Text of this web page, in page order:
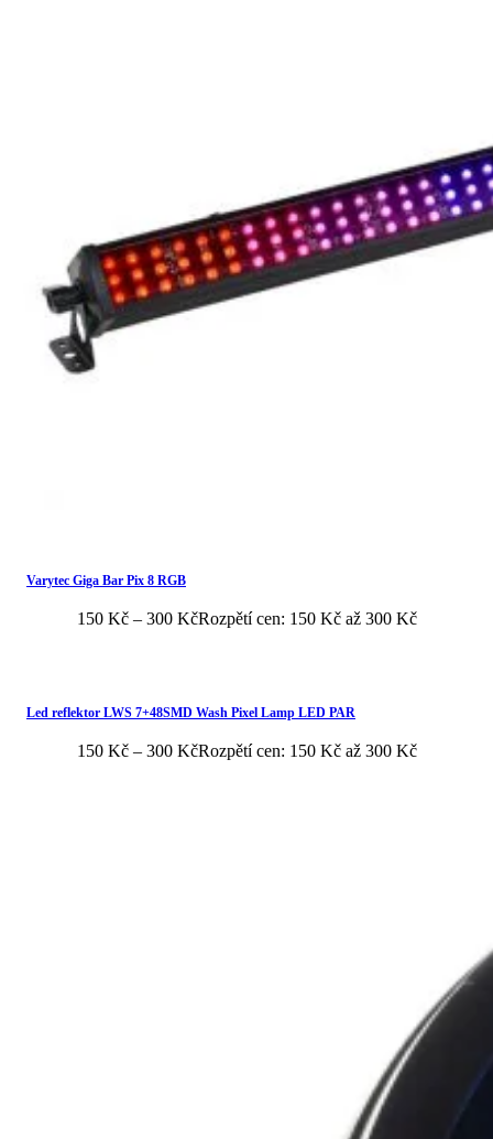
Varytec Giga Bar Pix 8 RGB
150 Kč – 300 KčRozpětí cen: 150 Kč až 300 Kč
Led reflektor LWS 7+48SMD Wash Pixel Lamp LED PAR
150 Kč – 300 KčRozpětí cen: 150 Kč až 300 Kč